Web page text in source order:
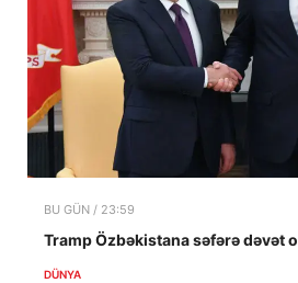
BU GÜN / 23:59
Tramp Özbəkistana səfərə dəvət
DÜNYA